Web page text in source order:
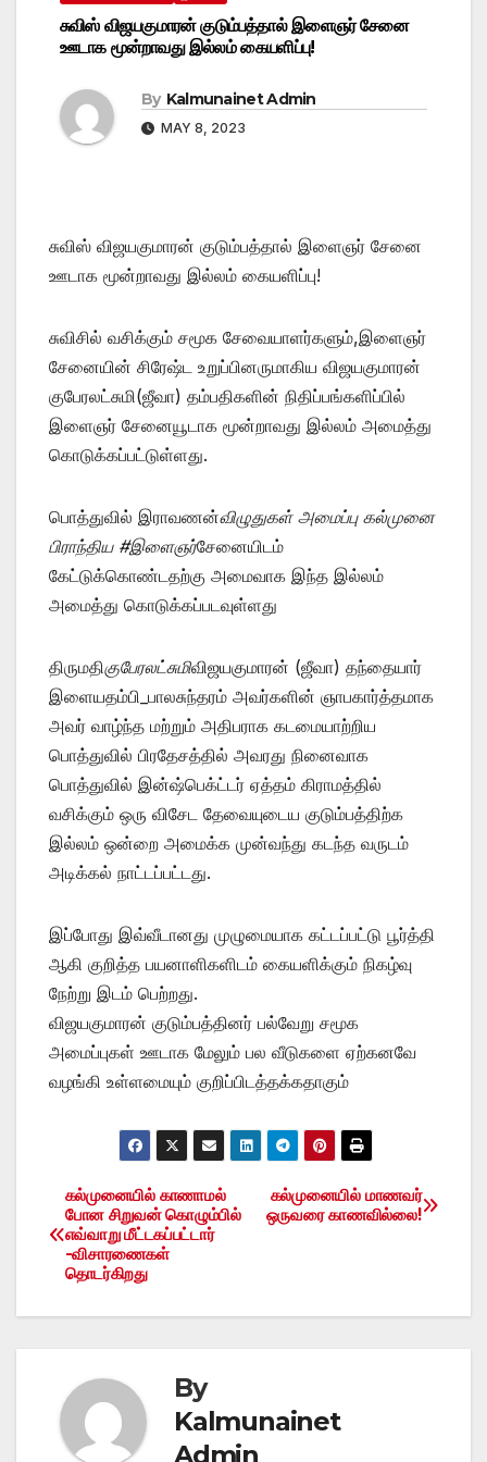
சுவிஸ் விஜயகுமாரன் குடும்பத்தால் இளைஞர் சேனை
ஊடாக மூன்றாவது இல்லம் கையளிப்பு!
By Kalmunainet Admin
MAY 8, 2023
சுவிஸ் விஜயகுமாரன் குடும்பத்தால் இளைஞர் சேனை
ஊடாக மூன்றாவது இல்லம் கையளிப்பு!
சுவிசில் வசிக்கும் சமூக சேவையாளர்களும்,இளைஞர்
சேனையின் சிரேஷ்ட உறுப்பினருமாகிய விஜயகுமாரன்
குபேரலட்சுமி(ஜீவா) தம்பதிகளின் நிதிப்பங்களிப்பில்
இளைஞர் சேனையூடாக மூன்றாவது இல்லம் அமைத்து
கொடுக்கப்பட்டுள்ளது.
பொத்துவில் இராவணன்விழுதுகள் அமைப்பு கல்முனை
பிராந்திய #இளைஞர்சேனையிடம்
கேட்டுக்கொண்டதற்கு அமைவாக இந்த இல்லம்
அமைத்து கொடுக்கப்படவுள்ளது
திருமதிகுபேரலட்சுமிவிஜயகுமாரன் (ஜீவா) தந்தையார்
இளையதம்பி_பாலசுந்தரம் அவர்களின் ஞாபகார்த்தமாக
அவர் வாழ்ந்த மற்றும் அதிபராக கடமையாற்றிய
பொத்துவில் பிரதேசத்தில் அவரது நினைவாக
பொத்துவில் இன்ஷ்பெக்ட்டர் ஏத்தம் கிராமத்தில்
வசிக்கும் ஒரு விசேட தேவையுடைய குடும்பத்திற்க
இல்லம் ஒன்றை அமைக்க முன்வந்து கடந்த வருடம்
அடிக்கல் நாட்டப்பட்டது.
இப்போது இவ்வீடானது முழுமையாக கட்டப்பட்டு பூர்த்தி
ஆகி குறித்த பயனாளிகளிடம் கையளிக்கும் நிகழ்வு
நேற்று இடம் பெற்றது.
விஜயகுமாரன் குடும்பத்தினர் பல்வேறு சமூக
அமைப்புகள் ஊடாக மேலும் பல வீடுகளை ஏற்கனவே
வழங்கி உள்ளமையும் குறிப்பிடத்தக்கதாகும்
Post
navigation
கல்முனையில் மாணவர்
ஒருவரை காணவில்லை!
கல்முனையில் காணாமல்
போன சிறுவன் கொழும்பில்
எவ்வாறு மீட்டகப்பட்டார்
-விசாரணைகள்
தொடர்கிறது
By
Kalmunainet
Admin